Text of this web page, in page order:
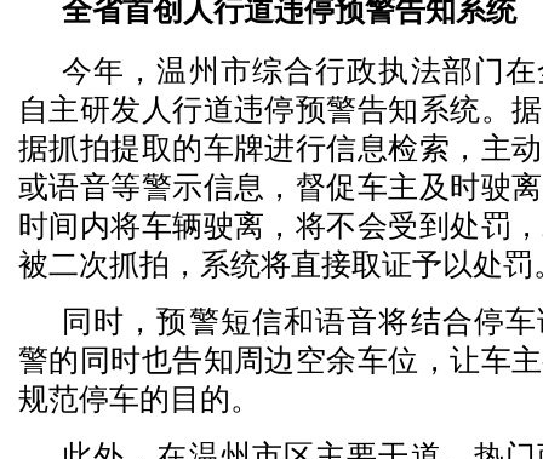
全省首创人行道违停预警告知系统
今年，温州市综合行政执法部门
自主研发人行道违停预警告知系统。
据抓拍提取的车牌进行信息检索，主
或语音等警示信息，督促车主及时驶
时间内将车辆驶离，将不会受到处罚
被二次抓拍，系统将直接取证予以处罚
同时，预警短信和语音将结合停
警的同时也告知周边空余车位，让车
规范停车的目的。